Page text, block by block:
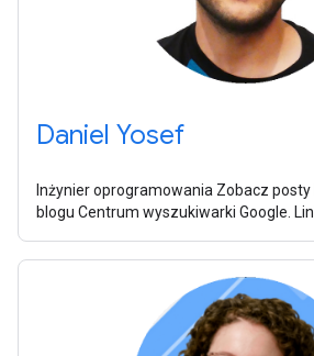
Daniel Yosef
Inżynier oprogramowania Zobacz
blogu Centrum wyszukiwarki Google.